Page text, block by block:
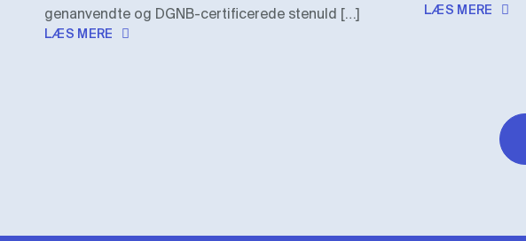
genanvendte og DGNB-certificerede stenuld […]
LÆS MERE
LÆS MERE